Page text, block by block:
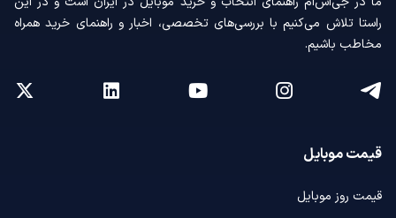
راستا تلاش می‌کنیم با بررسی‌های تخصصی، اخبار و راهنمای خرید همراه
مخاطب باشیم.
قیمت موبایل
قیمت روز موبایل